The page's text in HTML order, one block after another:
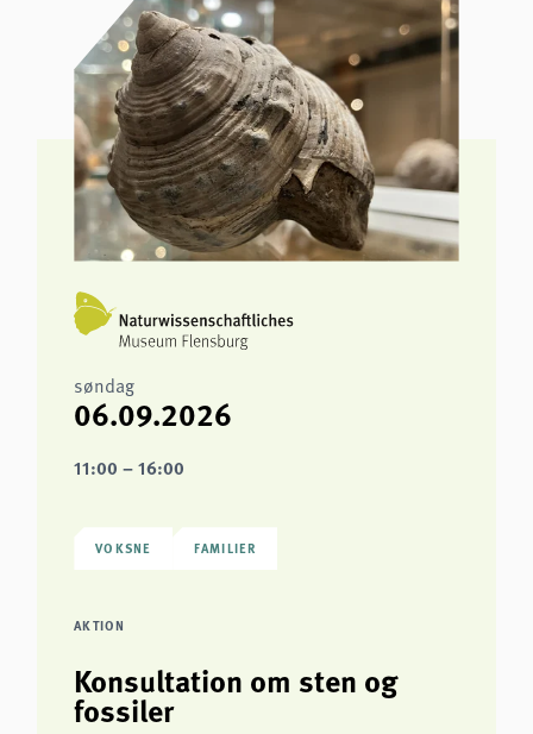
søndag
06.09.2026
11:00 – 16:00
VOKSNE FAMILIER
AKTION
Konsultation om sten og
fossiler